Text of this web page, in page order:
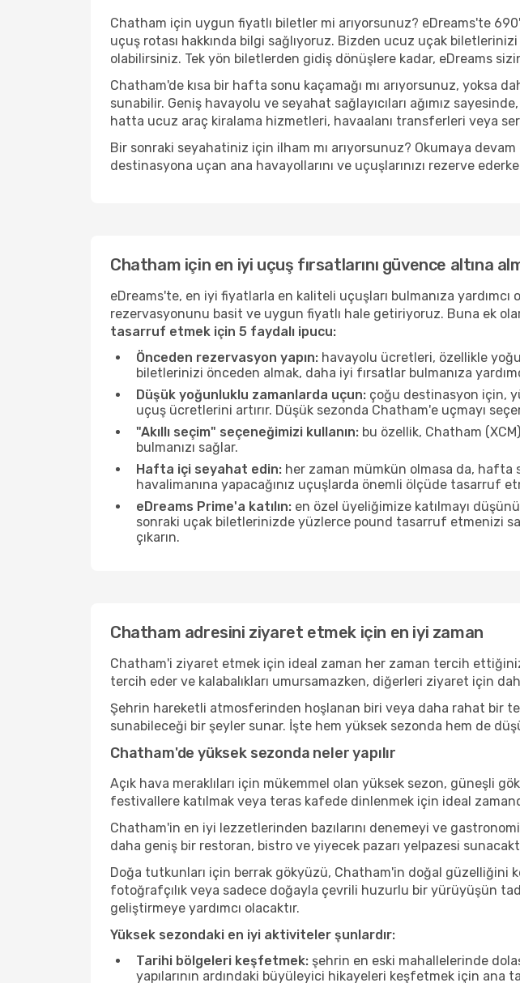
Chatham için uygun fiyatlı biletler mi arıyorsunuz? eDreams'te
uçuş rotası hakkında bilgi sağlıyoruz. Bizden ucuz uçak
olabilirsiniz. Tek yön biletlerden gidiş dönüşlere kadar, eDreams
Chatham'de kısa bir hafta sonu kaçamağı mı arıyorsunuz, yoksa
sunabilir. Geniş havayolu ve seyahat sağlayıcıları ağımız
hatta ucuz araç kiralama hizmetleri, havaalanı transferleri veya
Bir sonraki seyahatiniz için ilham mı arıyorsunuz? Okumaya
destinasyona uçan ana havayollarını ve uçuşlarınızı rezerve
Chatham için en iyi uçuş fırsatlarını güvence altına
eDreams'te, en iyi fiyatlarla en kaliteli uçuşları bulmanıza
rezervasyonunu basit ve uygun fiyatlı hale getiriyoruz. Buna ek
tasarruf etmek için 5 faydalı ipucu:
Önceden rezervasyon yapın: havayolu ücretleri, özellikle
biletlerinizi önceden almak, daha iyi fırsatlar bulmanıza
Düşük yoğunluklu zamanlarda uçun: çoğu destinasyon için,
uçuş ücretlerini artırır. Düşük sezonda Chatham'e uçmayı
"Akıllı seçim" seçeneğimizi kullanın: bu özellik, Chatham
bulmanızı sağlar.
Hafta içi seyahat edin: her zaman mümkün olmasa da, hafta
havalimanına yapacağınız uçuşlarda önemli ölçüde tasarruf
eDreams Prime'a katılın: en özel üyeliğimize katılmayı
sonraki uçak biletlerinizde yüzlerce pound tasarruf etmenizi
çıkarın.
Chatham adresini ziyaret etmek için en iyi zaman
Chatham'i ziyaret etmek için ideal zaman her zaman tercih
tercih eder ve kalabalıkları umursamazken, diğerleri ziyaret için
Şehrin hareketli atmosferinden hoşlanan biri veya daha rahat bir
sunabileceği bir şeyler sunar. İşte hem yüksek sezonda hem de
Chatham'de yüksek sezonda neler yapılır
Açık hava meraklıları için mükemmel olan yüksek sezon, güneşli
festivallere katılmak veya teras kafede dinlenmek için ideal
Chatham'in en iyi lezzetlerinden bazılarını denemeyi ve
daha geniş bir restoran, bistro ve yiyecek pazarı yelpazesi
Doğa tutkunları için berrak gökyüzü, Chatham'in doğal
fotoğrafçılık veya sadece doğayla çevrili huzurlu bir yürüyüşün
geliştirmeye yardımcı olacaktır.
Yüksek sezondaki en iyi aktiviteler şunlardır:
Tarihi bölgeleri keşfetmek: şehrin en eski mahallelerinde
yapılarının ardındaki büyüleyici hikayeleri keşfetmek için ana